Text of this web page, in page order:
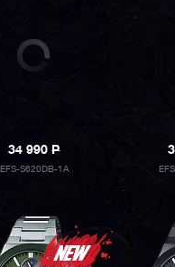
34 990P
EFS-S620DB-1A